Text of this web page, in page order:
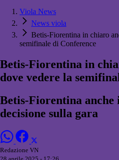
Viola News
News viola
Betis-Fiorentina in chiaro
semifinale di Conference
Betis-Fiorentina in
dove vedere la
Betis-Fiorentina anche
decisione sulla gara
Redazione VN